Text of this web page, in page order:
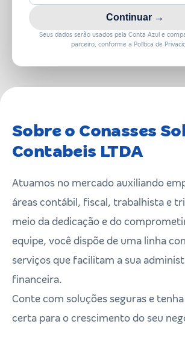
Continuar →
Seus dados serão usados pela Conta Azul e
parceiro, conforme a Política de
Sobre o Conasses
Contabeis LTDA
Atuamos no mercado auxiliando
áreas contábil, fiscal, trabalhista e
meio da dedicação e do
equipe, você dispõe de uma linha
serviços que facilitam a sua
financeira.
Conte com soluções seguras e
certa para o crescimento do seu